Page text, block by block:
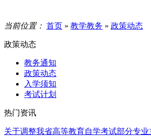
当前位置： 首页 » 教学教务 » 政策动态
政策动态
教务通知
政策动态
入学须知
考试计划
热门资讯
关于调整我省高等教育自学考试部分专